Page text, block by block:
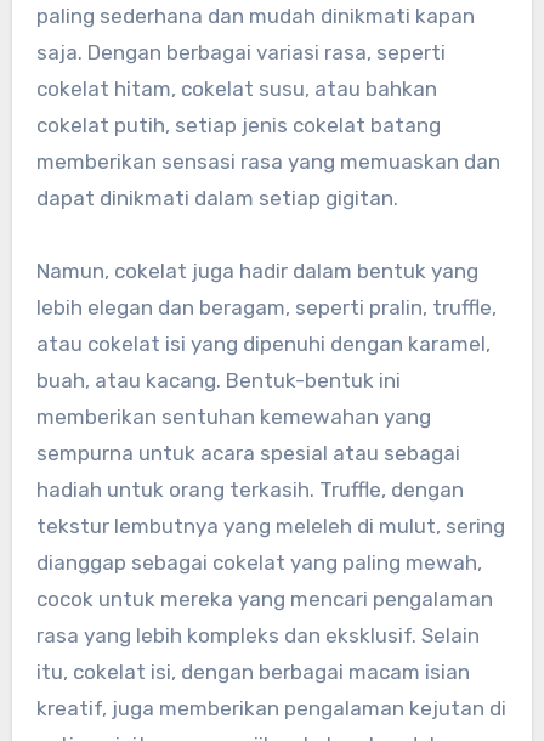
paling sederhana dan mudah dinikmati kapan
saja. Dengan berbagai variasi rasa, seperti
cokelat hitam, cokelat susu, atau bahkan
cokelat putih, setiap jenis cokelat batang
memberikan sensasi rasa yang memuaskan dan
dapat dinikmati dalam setiap gigitan.
Namun, cokelat juga hadir dalam bentuk yang
lebih elegan dan beragam, seperti pralin, truffle,
atau cokelat isi yang dipenuhi dengan karamel,
buah, atau kacang. Bentuk-bentuk ini
memberikan sentuhan kemewahan yang
sempurna untuk acara spesial atau sebagai
hadiah untuk orang terkasih. Truffle, dengan
tekstur lembutnya yang meleleh di mulut, sering
dianggap sebagai cokelat yang paling mewah,
cocok untuk mereka yang mencari pengalaman
rasa yang lebih kompleks dan eksklusif. Selain
itu, cokelat isi, dengan berbagai macam isian
kreatif, juga memberikan pengalaman kejutan di